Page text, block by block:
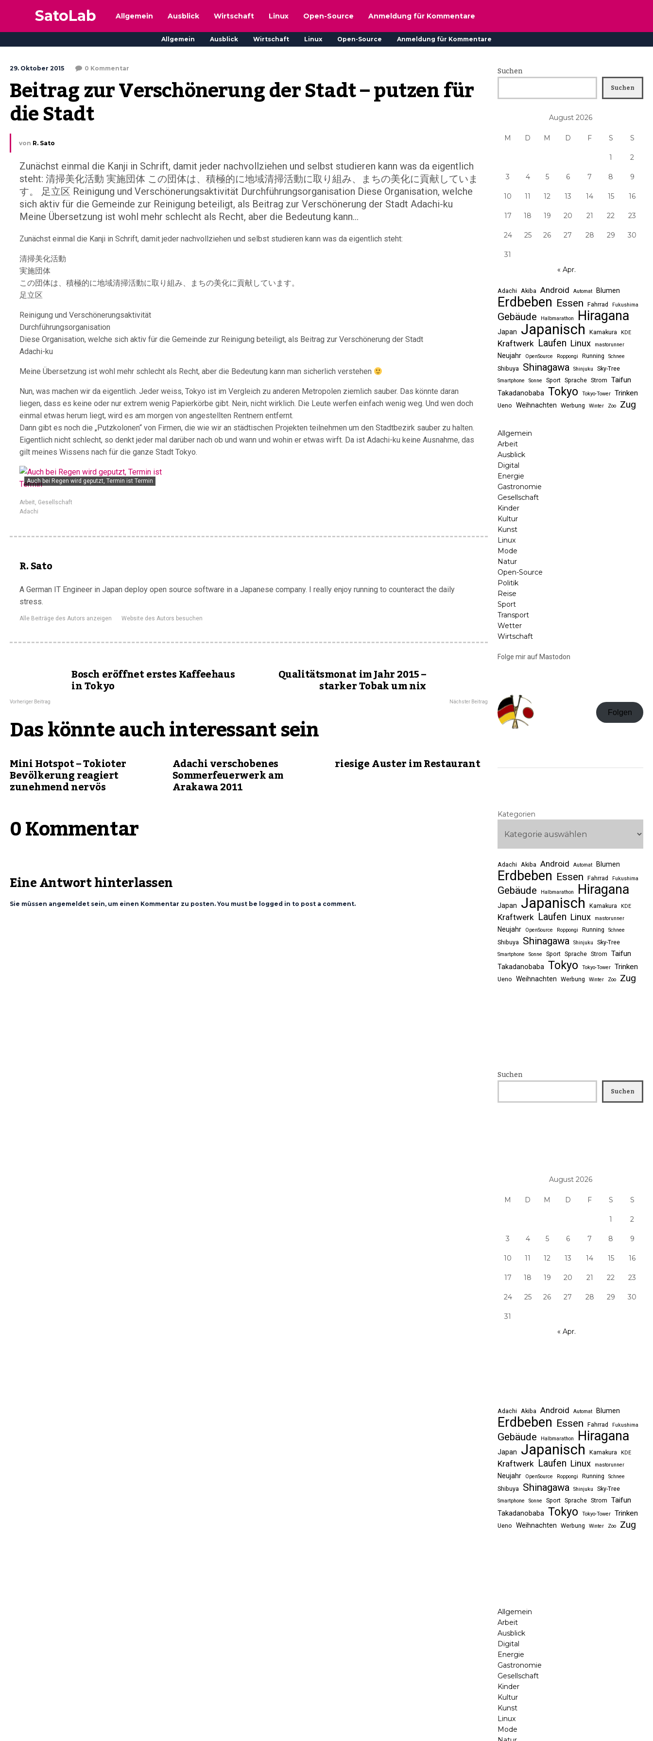
SatoLab Allgemein Ausblick Wirtschaft Linux Open-Source Anmeldung für Kommentare
Allgemein Ausblick Wirtschaft Linux Open-Source Anmeldung für Kommentare
29. Oktober 2015 0 Kommentar
Beitrag zur Verschönerung der Stadt – putzen für
die Stadt
von R. Sato
Zunächst einmal die Kanji in Schrift, damit jeder nachvollziehen und selbst studieren kann was da eigentlich
steht: 清掃美化活動 実施団体 この団体は、積極的に地域清掃活動に取り組み、まちの美化に貢献していま
す。 足立区 Reinigung und Verschönerungsaktivität Durchführungsorganisation Diese Organisation, welche
sich aktiv für die Gemeinde zur Reinigung beteiligt, als Beitrag zur Verschönerung der Stadt Adachi-ku
Meine Übersetzung ist wohl mehr schlecht als Recht, aber die Bedeutung kann...
Zunächst einmal die Kanji in Schrift, damit jeder nachvollziehen und selbst studieren kann was da eigentlich steht:
清掃美化活動
実施団体
この団体は、積極的に地域清掃活動に取り組み、まちの美化に貢献しています。
足立区
Reinigung und Verschönerungsaktivität
Durchführungsorganisation
Diese Organisation, welche sich aktiv für die Gemeinde zur Reinigung beteiligt, als Beitrag zur Verschönerung der Stadt
Adachi-ku
Meine Übersetzung ist wohl mehr schlecht als Recht, aber die Bedeutung kann man sicherlich verstehen
Nun, was machen wir da eigentlich. Jeder weiss, Tokyo ist im Vergleich zu anderen Metropolen ziemlich sauber. Das könnte daran
liegen, dass es keine oder nur extrem wenig Papierkörbe gibt. Nein, nicht wirklich. Die Leute werfen einfach wenig weg. Und wen doch
einmal etwas herum liegt, wird es am morgen von angestellten Rentnern entfernt.
Dann gibt es noch die „Putzkolonen“ von Firmen, die wie wir an städtischen Projekten teilnehmen um den Stadtbezirk sauber zu halten.
Eigentlich nicht schlecht, so denkt jeder mal darüber nach ob und wann und wohin er etwas wirft. Da ist Adachi-ku keine Ausnahme, das
gilt meines Wissens nach für die ganze Stadt Tokyo.
Auch bei Regen wird geputzt, Termin ist Termin
Arbeit, Gesellschaft
Adachi
R. Sato
A German IT Engineer in Japan deploy open source software in a Japanese company. I really enjoy running to counteract the daily
stress.
Alle Beiträge des Autors anzeigen Website des Autors besuchen
Bosch eröffnet erstes Kaffeehaus
in Tokyo
Vorheriger Beitrag
Qualitätsmonat im Jahr 2015 –
starker Tobak um nix
Nächster Beitrag
Das könnte auch interessant sein
Mini Hotspot – Tokioter
Bevölkerung reagiert
zunehmend nervös
Adachi verschobenes
Sommerfeuerwerk am
Arakawa 2011
riesige Auster im Restaurant
0 Kommentar
Eine Antwort hinterlassen
Sie müssen angemeldet sein, um einen Kommentar zu posten. You must be logged in to post a comment.
Suchen
Suchen
August 2026
M D M D F S S
1 2
3 4 5 6 7 8 9
10 11 12 13 14 15 16
17 18 19 20 21 22 23
24 25 26 27 28 29 30
31
« Apr.
Adachi Akiba Android Automat Blumen
Erdbeben Essen Fahrrad Fukushima
Gebäude Halbmarathon Hiragana
Japan Japanisch Kamakura KDE
Kraftwerk Laufen Linux mastorunner
Neujahr OpenSource Roppongi Running Schnee
Shibuya Shinagawa Shinjuku Sky-Tree
Smartphone Sonne Sport Sprache Strom Taifun
Takadanobaba Tokyo Tokyo-Tower Trinken
Ueno Weihnachten Werbung Winter Zoo Zug
Allgemein
Arbeit
Ausblick
Digital
Energie
Gastronomie
Gesellschaft
Kinder
Kultur
Kunst
Linux
Mode
Natur
Open-Source
Politik
Reise
Sport
Transport
Wetter
Wirtschaft
Folge mir auf Mastodon
Folgen
Kategorien
Adachi Akiba Android Automat Blumen
Erdbeben Essen Fahrrad Fukushima
Gebäude Halbmarathon Hiragana
Japan Japanisch Kamakura KDE
Kraftwerk Laufen Linux mastorunner
Neujahr OpenSource Roppongi Running Schnee
Shibuya Shinagawa Shinjuku Sky-Tree
Smartphone Sonne Sport Sprache Strom Taifun
Takadanobaba Tokyo Tokyo-Tower Trinken
Ueno Weihnachten Werbung Winter Zoo Zug
Suchen
Suchen
August 2026
M D M D F S S
1 2
3 4 5 6 7 8 9
10 11 12 13 14 15 16
17 18 19 20 21 22 23
24 25 26 27 28 29 30
31
« Apr.
Adachi Akiba Android Automat Blumen
Erdbeben Essen Fahrrad Fukushima
Gebäude Halbmarathon Hiragana
Japan Japanisch Kamakura KDE
Kraftwerk Laufen Linux mastorunner
Neujahr OpenSource Roppongi Running Schnee
Shibuya Shinagawa Shinjuku Sky-Tree
Smartphone Sonne Sport Sprache Strom Taifun
Takadanobaba Tokyo Tokyo-Tower Trinken
Ueno Weihnachten Werbung Winter Zoo Zug
Allgemein
Arbeit
Ausblick
Digital
Energie
Gastronomie
Gesellschaft
Kinder
Kultur
Kunst
Linux
Mode